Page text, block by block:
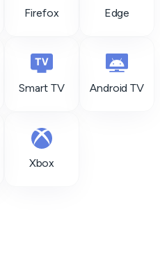
Firefox Edge
Smart TV Android TV
Xbox